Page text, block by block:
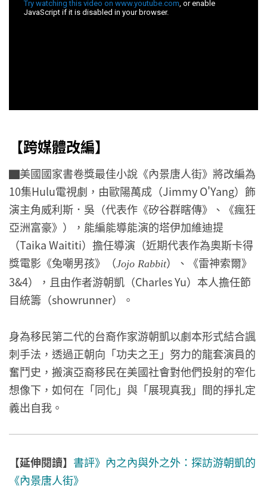
【跨媒體改編】
▇美國國家書卷獎最佳小說《內景唐人街》將改編為
10集Hulu電視劇，由歐陽萬成（Jimmy O'Yang）飾
演主角威利斯．吳（代表作《矽谷群瞎傳》、《瘋狂
亞洲富豪》），能編能導能演的塔伊加維迪提
（Taika Waititi）擔任導演（近期代表作為奧斯卡得
獎電影《兔嘲男孩》（Jojo Rabbit）、《雷神索爾》
3&4），且由作者游朝凱（Charles Yu）本人擔任節
目統籌（showrunner）。
身為移民第二代的台裔作家游朝凱以劇本形式結合諷
刺手法，透過正朝向「功夫之王」努力的龍套演員的
奮鬥史，搬演亞裔移民在美國社會對他們投射的窄化
想像下，如何在「同化」與「展現真我」間的掙扎定
義出自我。
【延伸閱讀】 書評》內之內與外之外：探訪游朝凱的
《內景唐人街》